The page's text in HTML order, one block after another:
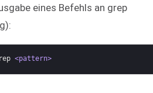
eines Befehls an grep
<pattern>